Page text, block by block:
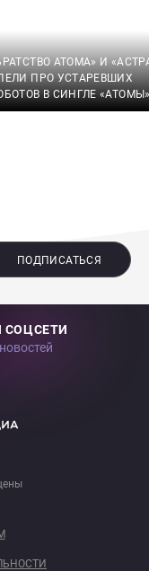
АТОМА» И
ПРО УСТАРЕВШИХ
В СИНГЛЕ
ПОДПИСАТЬСЯ
СОЦСЕТИ